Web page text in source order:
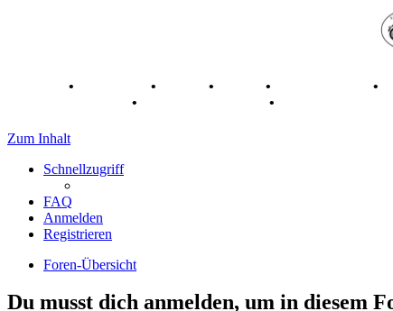
• • • • •
• •
Zum Inhalt
Schnellzugriff
FAQ
Anmelden
Registrieren
Foren-Übersicht
Du musst dich anmelden, um in diesem